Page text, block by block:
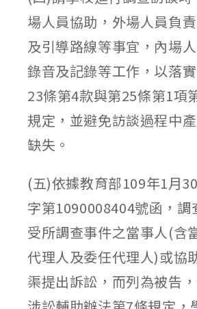
場人員協助，外場人員負
及引導路線等事宜，內場
錄音及記錄等工作，以落
23條第4款與第25條第1項
規定，並避免訪談過程中
缺失。
(五)依據教育部109年1月
字第1090008404號函，調
受所調查事件之當事人(含
代理人及委任代理人)或協
渠提出訴訟，而列為被告